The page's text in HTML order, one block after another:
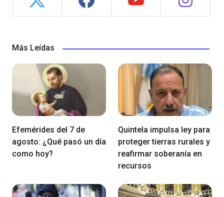
Más Leídas
Efemérides del 7 de
agosto: ¿Qué pasó un día
como hoy?
Quintela impulsa ley para
proteger tierras rurales y
reafirmar soberanía en
recursos